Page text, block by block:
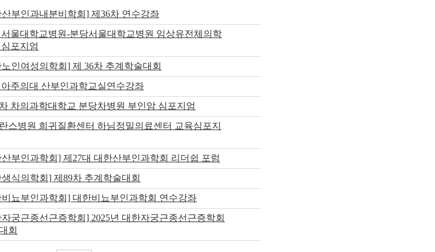
부인과내분비학회] 제36차 연수강좌
서울대학교병원-분당서울대학교병원 임상유전체의학
포지엄
인여성의학회] 제 36차 추계학술대회
아주의대 산부인과학교실연수강좌
차의과학대학교 분당차병원 부인암 심포지엄
스병원 희귀질환센터 하님정밀의료센터 교육심포지
부인과학회] 제27대 대한산부인과학회 리더쉽 포럼
식의학회] 제89차 추계학술대회
비뇨부인과학회] 대한비뇨부인과학회 연수강좌
궁근종선근증학회] 2025년 대한자궁근종선근증학회
회